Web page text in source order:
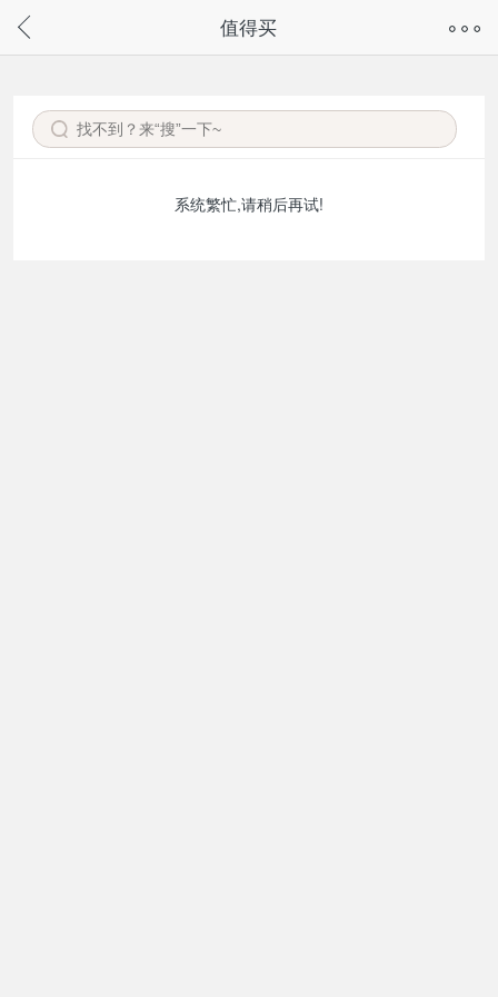
请通过微信或支付宝搜“奇兔客小程序”访问
值得买
系统繁忙,请稍后再试!